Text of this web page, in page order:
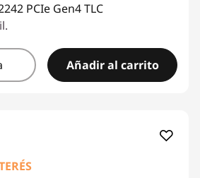
PCIe Gen4 TLC
Añadir al carrito